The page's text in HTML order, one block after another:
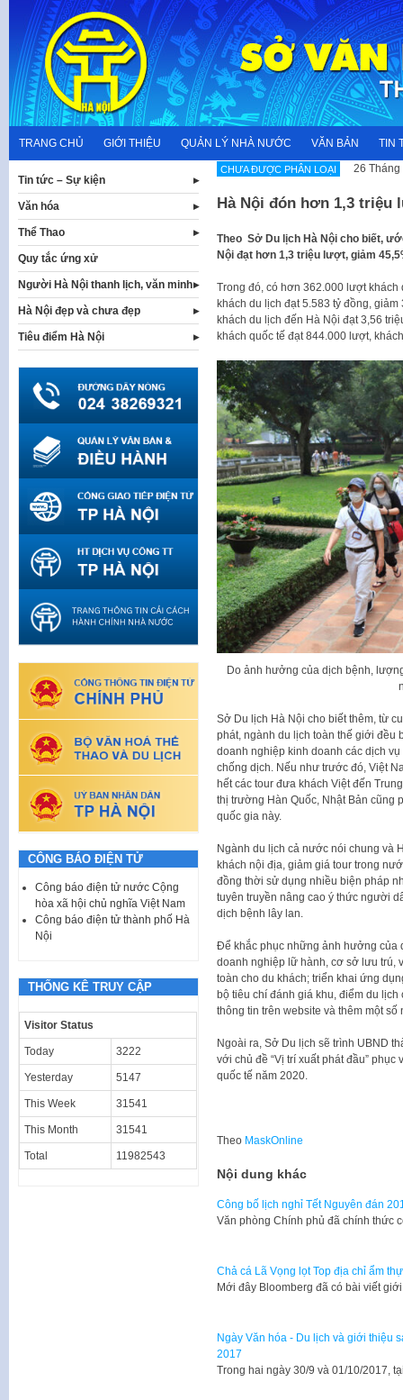
content
TRANG CHỦ GIỚI THIỆU QUẢN LÝ NHÀ NƯỚC VĂN BẢN TIN
CHƯA ĐƯỢC PHÂN LOẠI 26 Tháng
Hà Nội đón hơn 1,3 triệu
Theo Sở Du lịch Hà Nội cho biết,
Nội đạt hơn 1,3 triệu lượt, giảm
Trong đó, có hơn 362.000 lượt khách
khách du lịch đạt 5.583 tỷ đồng,
khách du lịch đến Hà Nội đạt 3,56
khách quốc tế đạt 844.000 lượt,
Do ảnh hưởng của dịch bệnh,
Sở Du lịch Hà Nội cho biết thêm, từ
phát, ngành du lịch toàn thế giới đều
doanh nghiệp kinh doanh các dịch
chống dịch. Nếu như trước đó, Việt
hết các tour đưa khách Việt đến
thị trường Hàn Quốc, Nhật Bản cũng
quốc gia này.
Ngành du lịch cả nước nói chung và
khách nội địa, giảm giá tour trong
đồng thời sử dụng nhiều biện pháp
tuyên truyền nâng cao ý thức người
dịch bệnh lây lan.
Để khắc phục những ảnh hưởng của
doanh nghiệp lữ hành, cơ sở lưu trú,
toàn cho du khách; triển khai ứng
bộ tiêu chí đánh giá khu, điểm du
thông tin trên website và thêm một
Ngoài ra, Sở Du lịch sẽ trình UBND
với chủ đề “Vị trí xuất phát đầu”
quốc tế năm 2020.
Theo MaskOnline
Nội dung khác
Công bố lịch nghỉ Tết Nguyên đán
Văn phòng Chính phủ đã chính thức
Chả cá Lã Vọng lọt Top địa chỉ ẩm
Mới đây Bloomberg đã có bài viết
Ngày Văn hóa - Du lịch và giới thiệu
2017
Trong hai ngày 30/9 và 01/10/2017,
Tin tức – Sự kiện
Văn hóa
Thể Thao
Quy tắc ứng xử
Người Hà Nội thanh lịch, văn minh
Hà Nội đẹp và chưa đẹp
Tiêu điểm Hà Nội
CÔNG BÁO ĐIỆN TỬ
Công báo điện tử nước Cộng
hòa xã hội chủ nghĩa Việt Nam
Công báo điện tử thành phố Hà
Nội
THỐNG KÊ TRUY CẬP
Visitor Status
Today 3222
Yesterday 5147
This Week 31541
This Month 31541
Total 11982543